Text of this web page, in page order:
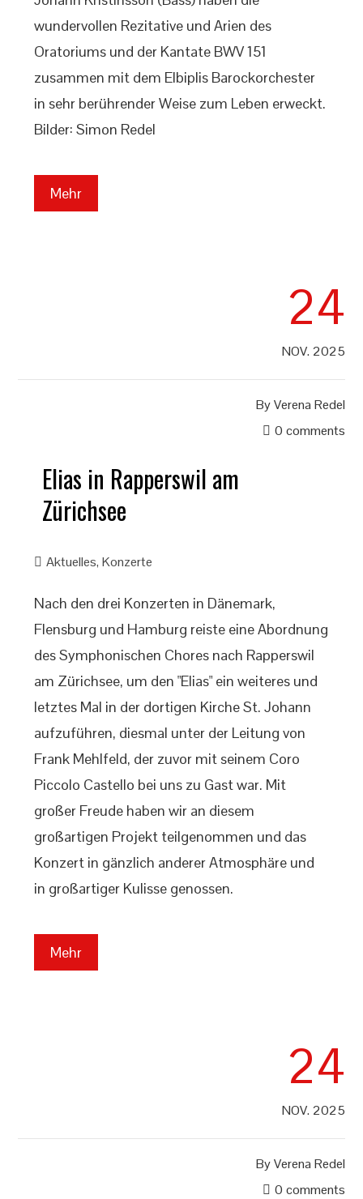
wundervollen Rezitative und Arien des
Oratoriums und der Kantate BWV 151
zusammen mit dem Elbiplis Barockorchester
in sehr berührender Weise zum Leben erweckt.
Bilder: Simon Redel
Mehr
24
NOV. 2025
ByVerena Redel
0 comments
Elias in Rapperswil am
Zürichsee
Aktuelles,Konzerte
Nach den drei Konzerten in Dänemark,
Flensburg und Hamburg reiste eine Abordnung
des Symphonischen Chores nach Rapperswil
am Zürichsee, um den "Elias" ein weiteres und
letztes Mal in der dortigen Kirche St. Johann
aufzuführen, diesmal unter der Leitung von
Frank Mehlfeld, der zuvor mit seinem Coro
Piccolo Castello bei uns zu Gast war. Mit
großer Freude haben wir an diesem
großartigen Projekt teilgenommen und das
Konzert in gänzlich anderer Atmosphäre und
in großartiger Kulisse genossen.
Mehr
24
NOV. 2025
ByVerena Redel
0 comments